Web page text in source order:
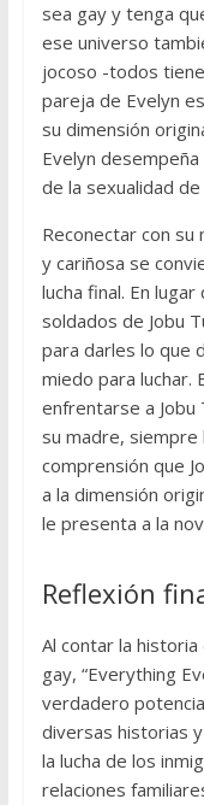
sea gay y tenga
ese universo
jocoso -todos
pareja de Evelyn
su dimensión
Evelyn
de la sexualidad de
Reconectar con
y cariñosa se
lucha final. En
soldados de Jobu
para darles lo que
miedo para luchar.
enfrentarse a Jobu
su madre, siempre
comprensión que
a la dimensión
le presenta a la
Reflexión
Al contar la historia
gay, “Everything
verdadero
diversas historias
la lucha de los
relaciones